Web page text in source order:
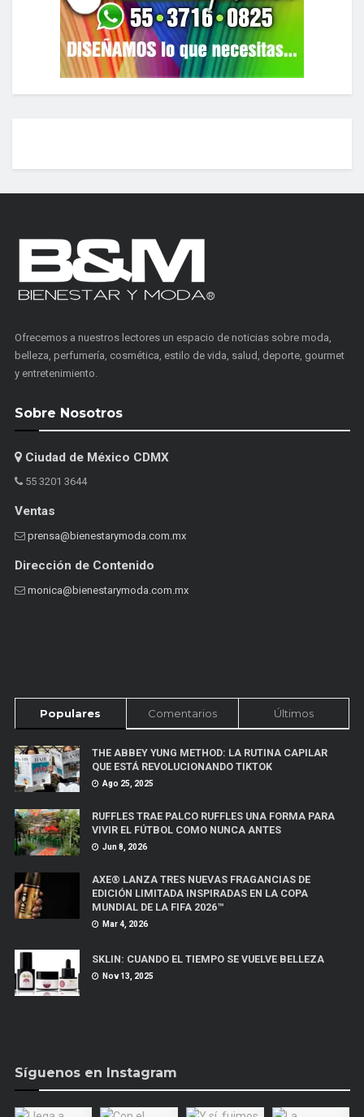
Ofrecemos a nuestros lectores un espacio de noticias sobre moda,
belleza, perfumería, cosmética, estilo de vida, salud, deporte, gourmet
y entretenimiento.
Sobre Nosotros
Ciudad de México CDMX
55 3201 3644
Ventas
prensa@bienestarymoda.com.mx
Dirección de Contenido
monica@bienestarymoda.com.mx
Populares Comentarios Últimos
THE ABBEY YUNG METHOD: LA RUTINA CAPILAR
QUE ESTÁ REVOLUCIONANDO TIKTOK
Ago 25, 2025
RUFFLES TRAE PALCO RUFFLES UNA FORMA PARA
VIVIR EL FÚTBOL COMO NUNCA ANTES
Jun 8, 2026
AXE® LANZA TRES NUEVAS FRAGANCIAS DE
EDICIÓN LIMITADA INSPIRADAS EN LA COPA
MUNDIAL DE LA FIFA 2026™
Mar 4, 2026
SKLIN: CUANDO EL TIEMPO SE VUELVE BELLEZA
Nov 13, 2025
Síguenos en Instagram